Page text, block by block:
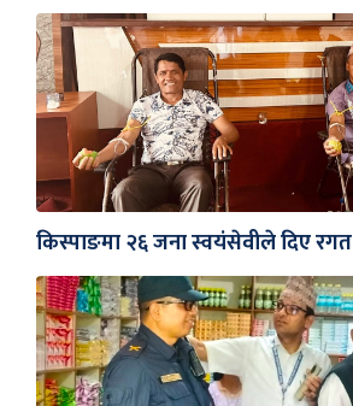
किस्पाङमा २६ जना स्वयंसेवीले दिए रगत